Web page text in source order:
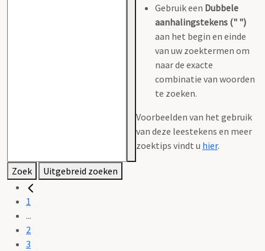
Gebruik een Dubbele
aanhalingstekens (" ")
aan het begin en einde
van uw zoektermen om
naar de exacte
combinatie van woorden
te zoeken.
Voorbeelden van het gebruik
van deze leestekens en meer
zoektips vindt u hier.
Zoek Uitgebreid zoeken
1
...
2
3